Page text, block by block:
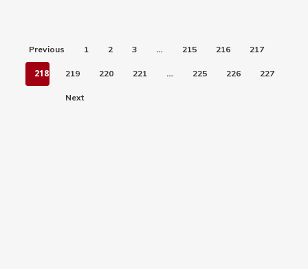
Previous 1 2 3 … 215 216 217
218 219 220 221 … 225 226 227
Next